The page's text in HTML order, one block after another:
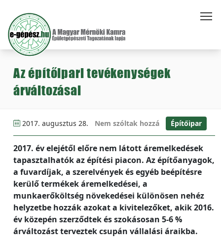
Az építőipari tevékenységek
árváltozásai
2017. augusztus 28. Nem szóltak hozzá Építőipar
2017. év elejétől előre nem látott áremelkedések
tapasztalhatók az építési piacon. Az építőanyagok,
a fuvardíjak, a szerelvények és egyéb beépítésre
kerülő termékek áremelkedései, a
munkaerőköltség növekedései különösen nehéz
helyzetbe hozzák azokat a kivitelezőket, akik 2016.
év közepén szerződtek és szokásosan 5-6 %
árváltozást terveztek csupán vállalási áraikba.